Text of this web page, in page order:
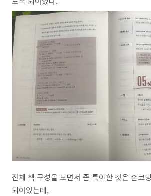
전체 책 구성을 보면서 좀 특이한 것은 손코
되어있는데,